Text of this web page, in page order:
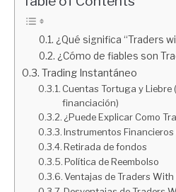
CONTACT
¿Qué significa “Traders
¿Cómo de fiables son
Trading Instantáneo
Cuentas Tortuga y Liebre
financiación)
¿Puede Explicar Como
Instrumentos Financieros
Retirada de fondos
Política de Reembolso
Ventajas de Traders With